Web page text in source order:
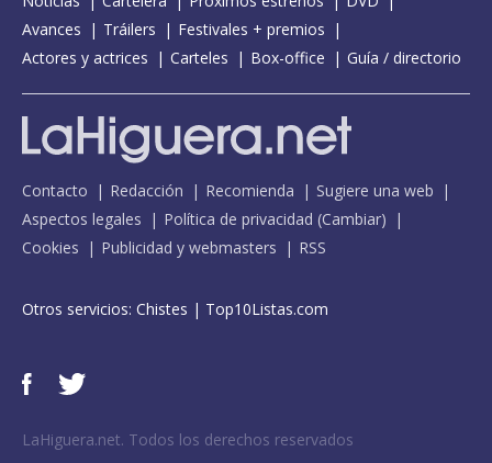
Avances
Tráilers
Festivales + premios
Actores y actrices
Carteles Box-office Guía / directorio
Contacto Redacción Recomienda
Sugiere una web
Aspectos legales
Política de privacidad (Cambiar)
Cookies
Publicidad y webmasters RSS
Otros servicios: Chistes | Top10Listas.com
LaHiguera.net. Todos los derechos reservados